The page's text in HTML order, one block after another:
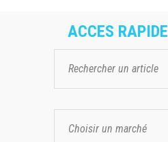
ACCES RAPIDE
Choisir un marché